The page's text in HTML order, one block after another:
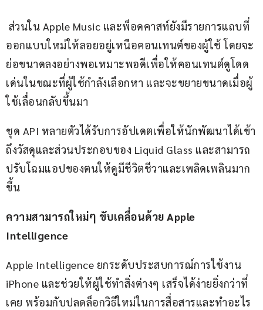
ส่วนใน Apple Music และพ็อดคาสท์ยังมีรายการแถบที่
ออกแบบใหม่ให้ลอยอยู่เหนือคอนเทนต์ของผู้ใช้ โดยจะ
ย่อขนาดลงอย่างพอเหมาะพอดีเพื่อให้คอนเทนต์ดูโดด
เด่นในขณะที่ผู้ใช้กำลังเลือกหา และจะขยายขนาดเมื่อผู้
ใช้เลื่อนกลับขึ้นมา
ชุด API หลายตัวได้รับการอัปเดตเพื่อให้นักพัฒนาได้เข้า
ถึงวัสดุและส่วนประกอบของ Liquid Glass และสามารถ
ปรับโฉมแอปของตนให้ดูมีชีวิตชีวาและเพลิดเพลินมาก
ขึ้น
ความสามารถใหม่ๆ ขับเคลื่อนด้วย Apple
Intelligence
Apple Intelligence ยกระดับประสบการณ์การใช้งาน
iPhone และช่วยให้ผู้ใช้ทำสิ่งต่างๆ เสร็จได้ง่ายยิ่งกว่าที่
เคย พร้อมกับปลดล็อกวิธีใหม่ในการสื่อสารและทำอะไร